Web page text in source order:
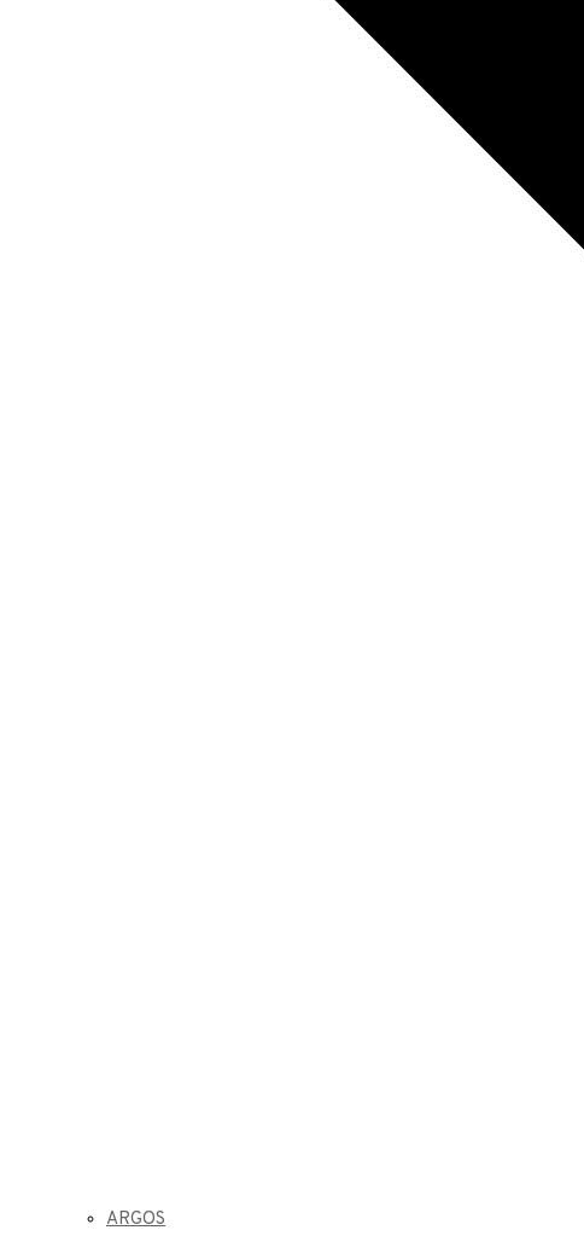
ARGOS